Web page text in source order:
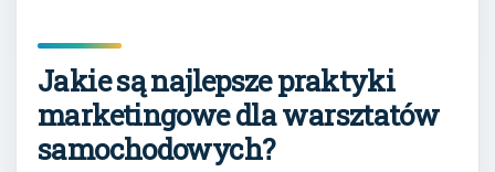
Jakie są najlepsze praktyki
marketingowe dla warsztatów
samochodowych?